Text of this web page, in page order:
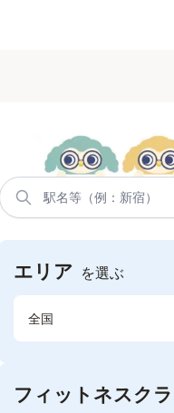
エリア を選ぶ
全国
フィットネスク